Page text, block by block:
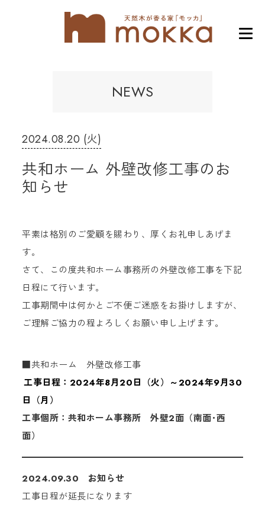
NEWS
2024.08.20 (火)
共和ホーム 外壁改修工事のお
知らせ
平素は格別のご愛顧を賜わり、厚くお礼申しあげま
す。
さて、この度共和ホーム事務所の外壁改修工事を下記
日程にて行います。
工事期間中は何かとご不便ご迷惑をお掛けしますが、
ご理解ご協力の程よろしくお願い申し上げます。
■共和ホーム 外壁改修工事
工事日程：2024年8月20日（火）～2024年9月30
日（月）
工事個所：共和ホーム事務所 外壁2面（南面･西
面）
2024.09.30 お知らせ
工事日程が延長になります